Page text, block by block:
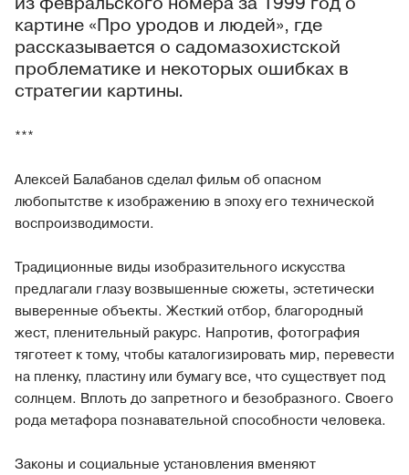
картине «Про уродов и людей», где
рассказывается о садомазохистской
проблематике и некоторых ошибках в
стратегии картины.
***
Алексей Балабанов сделал фильм об опасном
любопытстве к изображению в эпоху его технической
воспроизводимости.
Традиционные виды изобразительного искусства
предлагали глазу возвышенные сюжеты, эстетически
выверенные объекты. Жесткий отбор, благородный
жест, пленительный ракурс. Напротив, фотография
тяготеет к тому, чтобы каталогизировать мир, перевести
на пленку, пластину или бумагу все, что существует под
солнцем. Вплоть до запретного и безобразного. Своего
рода метафора познавательной способности человека.
Законы и социальные установления вменяют